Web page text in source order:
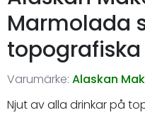
Marmolada
Varumärke: Alaskan
Njut av alla drinkar på